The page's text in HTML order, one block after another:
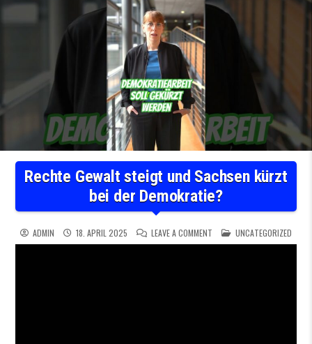
Rechte Gewalt steigt und Sachsen kürzt
bei der Demokratie?
ADMIN 18. APRIL 2025 LEAVE A COMMENT ON RECHTE GEWALT
POSTED IN
UNCATEGORIZED